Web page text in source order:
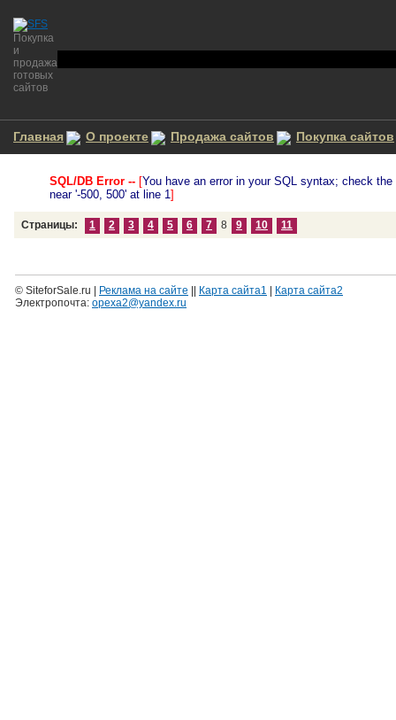
Покупка
и
продажа
готовых
сайтов
Главная О проекте Продажа сайтов Покупка сайтов
SQL/DB Error -- [You have an error in your SQL syntax; check
near '-500, 500' at line 1]
Страницы: 1 2 3 4 5 6 7 8 9 10 11
© SiteforSale.ru | Реклама на сайте Карта сайта1
Карта сайта2
Электропочта: opexa2@yandex.ru